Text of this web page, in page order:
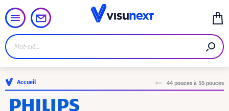
Accueil 44 pouces à 55 pouces